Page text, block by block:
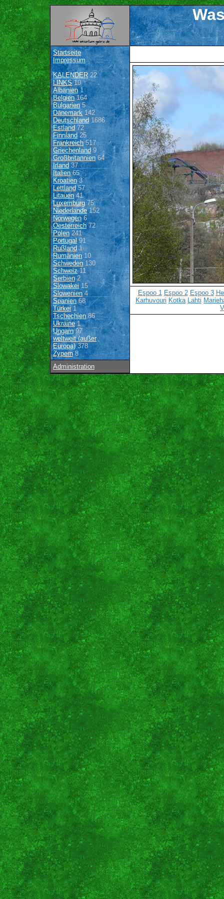
Startseite
Impressum
KALENDER22
LINKS10
Albanien1
Belgien164
Bulgarien 5
Dänemark142
Deutschland 1686
Estland 72
Finnland 25
Frankreich517
Griechenland9
Großbritannien64
Irland 37
Italien65
Kroatien3
Lettland57
Litauen41
Luxemburg 75
Niederlande152
Norwegen6
Oesterreich72
Polen 241
Portugal91
Rußland 1
Rumänien10
Schweden 130
Schweiz11
Serbien2
Slowakei15
Slowenien4
Spanien68
Türkei1
Tschechien 86
Ukraine1
Ungarn97
weltweit (außer
Europa)378
Zypern8
Administration
Espoo 1 Espoo 2 Espoo 3
Karhuvouri Kotka Lahti